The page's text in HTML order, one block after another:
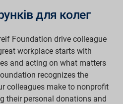
для колег
Foundation drive colleague
workplace starts with
and acting on what matters
recognizes the
colleagues make to nonprofit
their personal donations and